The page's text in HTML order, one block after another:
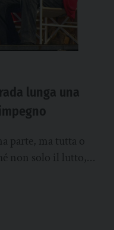
lunga una
parte, ma tutta o
non solo il lutto,...